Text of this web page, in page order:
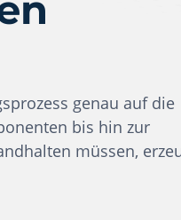
genau auf die
bis hin zur
müssen,